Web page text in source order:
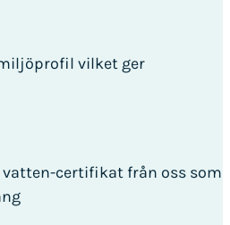
vilket ger
certifikat från oss som